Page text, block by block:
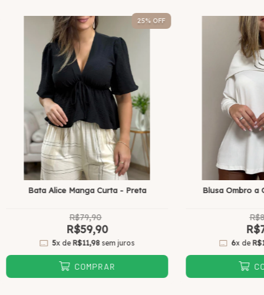
25% OFF
Bata Alice Manga Curta - Preta
R$79,90
R$59,90
5x de R$11,98sem juros
COMPRAR
Blusa Ombro a
6x de